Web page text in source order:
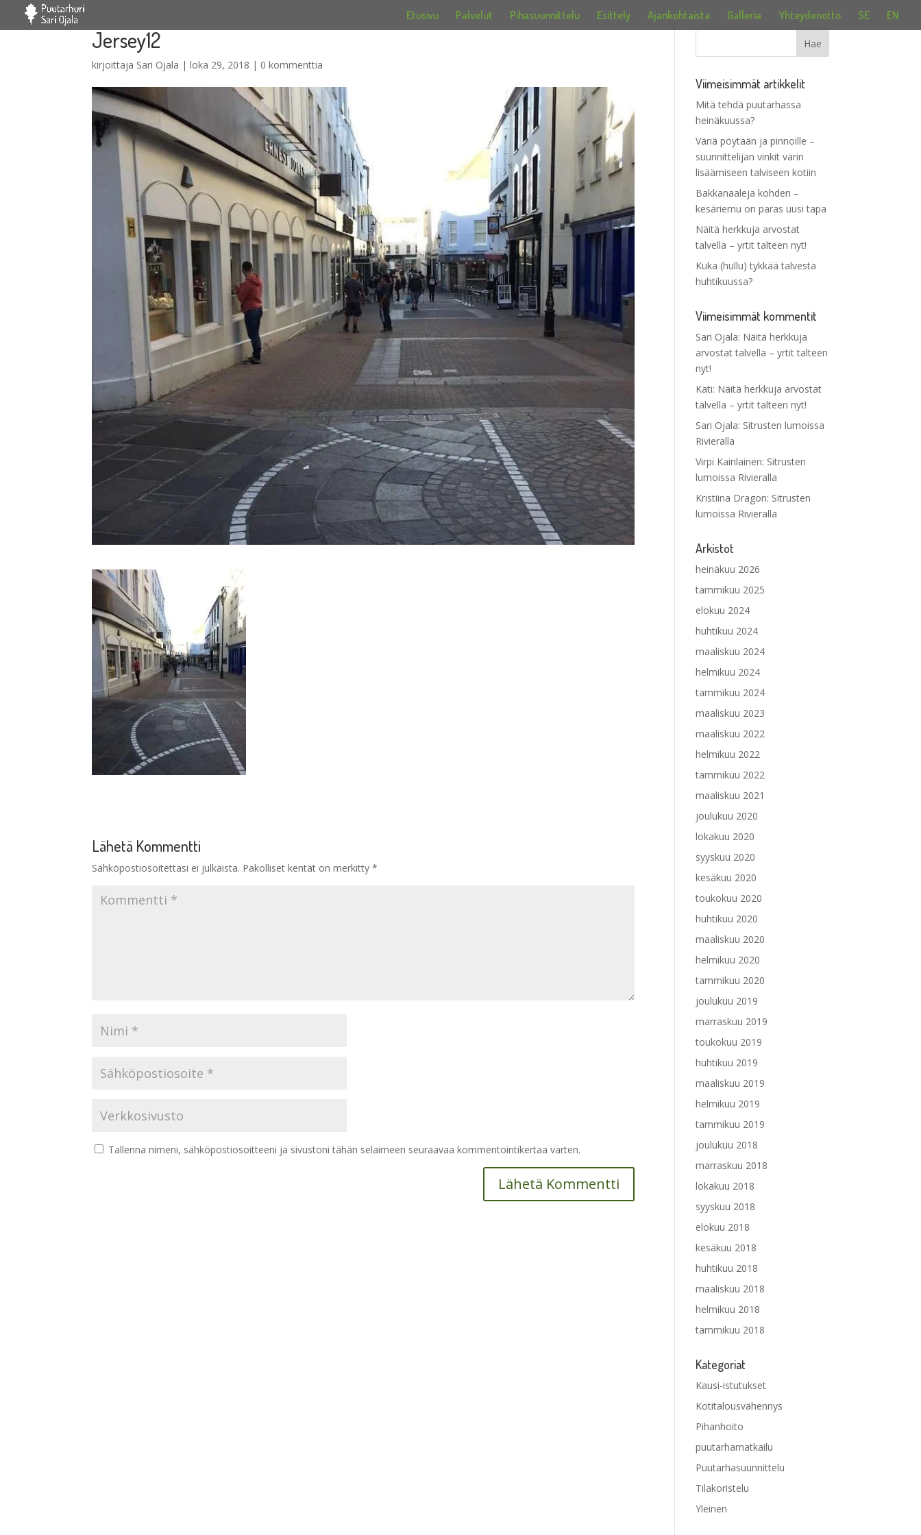
Etusivu Palvelut Pihasuunnittelu Esittely Ajankohtaista Galleria Yhteydenotto SE EN
Jersey12
kirjoittaja Sari Ojala |loka 29, 2018 | 0 kommenttia
Lähetä Kommentti
Sähköpostiosoitettasi ei julkaista. Pakolliset kentät on merkitty*
Tallenna nimeni, sähköpostiosoitteeni ja sivustoni tähän selaimeen seuraavaa kommentointikertaa varten.
Viimeisimmät artikkelit
Mitä tehdä puutarhassa
heinäkuussa?
Väriä pöytään ja pinnoille –
suunnittelijan vinkit värin
lisäämiseen talviseen kotiin
Bakkanaaleja kohden –
kesäriemu on paras uusi tapa
Näitä herkkuja arvostat
talvella – yrtit talteen nyt!
Kuka (hullu) tykkää talvesta
huhtikuussa?
Viimeisimmät kommentit
Sari Ojala: Näitä herkkuja
arvostat talvella – yrtit talteen
nyt!
Kati: Näitä herkkuja arvostat
talvella – yrtit talteen nyt!
Sari Ojala: Sitrusten lumoissa
Rivieralla
Virpi Kainlainen: Sitrusten
lumoissa Rivieralla
Kristiina Dragon: Sitrusten
lumoissa Rivieralla
Arkistot
heinäkuu 2026
tammikuu 2025
elokuu 2024
huhtikuu 2024
maaliskuu 2024
helmikuu 2024
tammikuu 2024
maaliskuu 2023
maaliskuu 2022
helmikuu 2022
tammikuu 2022
maaliskuu 2021
joulukuu 2020
lokakuu 2020
syyskuu 2020
kesäkuu 2020
toukokuu 2020
huhtikuu 2020
maaliskuu 2020
helmikuu 2020
tammikuu 2020
joulukuu 2019
marraskuu 2019
toukokuu 2019
huhtikuu 2019
maaliskuu 2019
helmikuu 2019
tammikuu 2019
joulukuu 2018
marraskuu 2018
lokakuu 2018
syyskuu 2018
elokuu 2018
kesäkuu 2018
huhtikuu 2018
maaliskuu 2018
helmikuu 2018
tammikuu 2018
Kategoriat
Kausi-istutukset
Kotitalousvähennys
Pihanhoito
puutarhamatkailu
Puutarhasuunnittelu
Tilakoristelu
Yleinen